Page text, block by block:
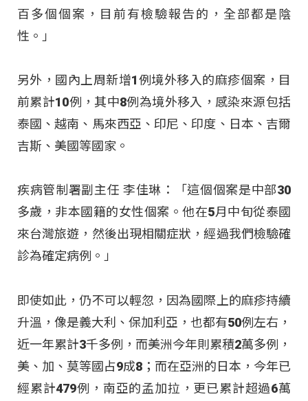
百多個個案，目前有檢驗報告的，全部都是陰
性。」
另外，國內上周新增1例境外移入的麻疹個案，目
前累計10例，其中8例為境外移入，感染來源包括
泰國、越南、馬來西亞、印尼、印度、日本、吉爾
吉斯、美國等國家。
疾病管制署副主任 李佳琳：「這個個案是中部30
多歲，非本國籍的女性個案。他在5月中旬從泰國
來台灣旅遊，然後出現相關症狀，經過我們檢驗確
診為確定病例。」
即使如此，仍不可以輕忽，因為國際上的麻疹持續
升溫，像是義大利、保加利亞，也都有50例左右，
近一年累計3千多例，而美洲今年則累積2萬多例，
美、加、莫等國占9成8；而在亞洲的日本，今年已
經累計479例，南亞的孟加拉，更已累計超過6萬